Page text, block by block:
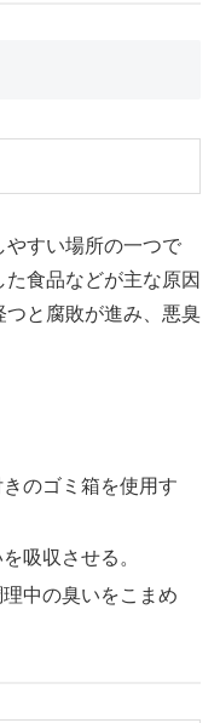
やすい場所の一つで
食品などが主な原因
つと腐敗が進み、悪臭
のゴミ箱を使用す
吸収させる。
中の臭いをこまめ